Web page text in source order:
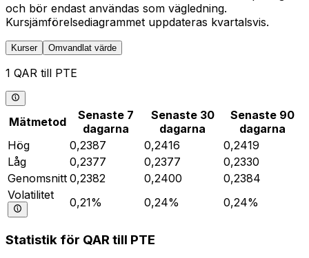
och bör endast användas som vägledning.
Kursjämförelsediagrammet uppdateras kvartalsvis.
Kurser Omvandlat värde
1 QAR till PTE
Mätmetod
Senaste 7
dagarna
Senaste 30
dagarna
Senaste 90
dagarna
Hög
0,2387 0,2416
0,2419
Låg
0,2377 0,2377
0,2330
Genomsnitt 0,2382 0,2400
0,2384
Volatilitet
0,21% 0,24% 0,24%
Statistik för QAR till PTE